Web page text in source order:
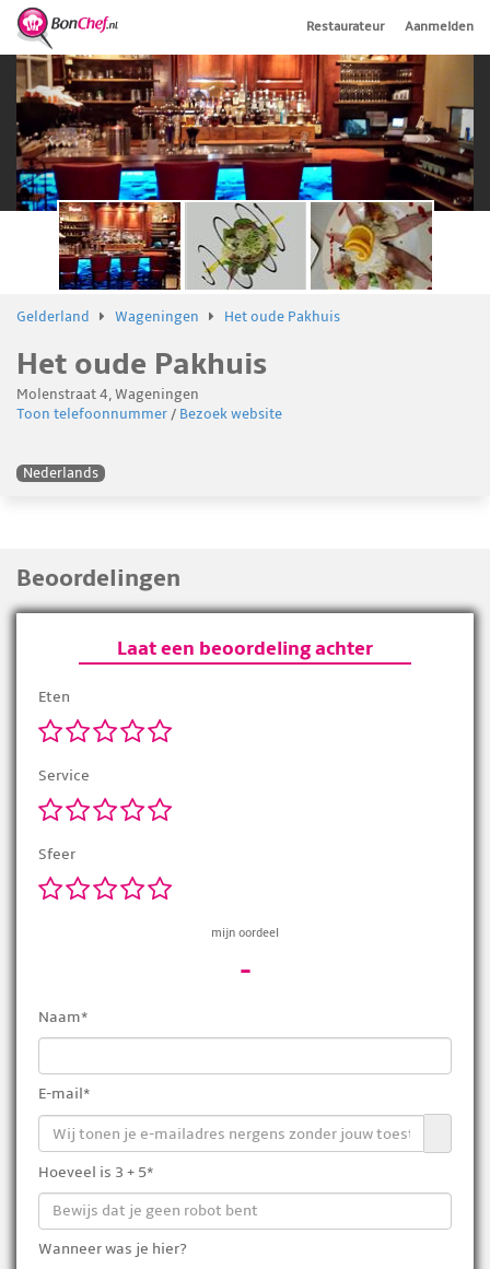
Aanmelden
Restaurateur
Gelderland Wageningen Het oude Pakhuis
Het oude Pakhuis
Molenstraat 4, Wageningen
Toon telefoonnummer / Bezoek website
Nederlands
Beoordelingen
Laat een beoordeling achter
Eten
Service
Sfeer
mijn oordeel
-
Naam*
E-mail*
Hoeveel is 3 + 5*
Wanneer was je hier?